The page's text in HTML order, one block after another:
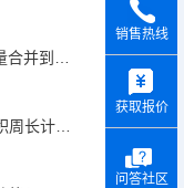
甲方发来几百张CAD图纸，如何批量合并到一张设计图中？
CAD怎么计算面积和周长？CAD面积周长计算全攻略
销售热线
获取报价
问答社区